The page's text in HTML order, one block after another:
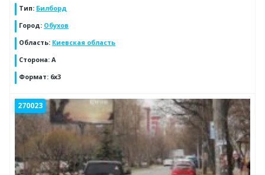
Тип: Билборд
Город: Обухов
Область: Киевская область
Сторона: А
Формат: 6х3
270023